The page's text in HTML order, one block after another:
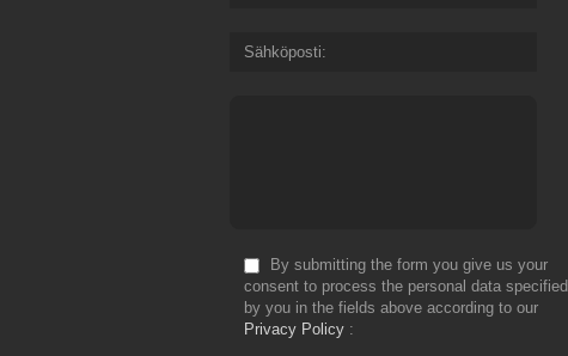
Sähköposti
By submitting the form you give us your
consent to process the personal data specified
by you in the fields above according to our
Privacy Policy